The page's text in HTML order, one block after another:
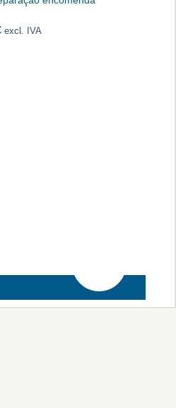
excl. IVA